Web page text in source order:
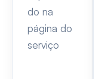
do na
página do
serviço